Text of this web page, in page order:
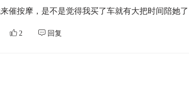
催按摩，是不是觉得我买了车就有大把时间陪她了
2 回复